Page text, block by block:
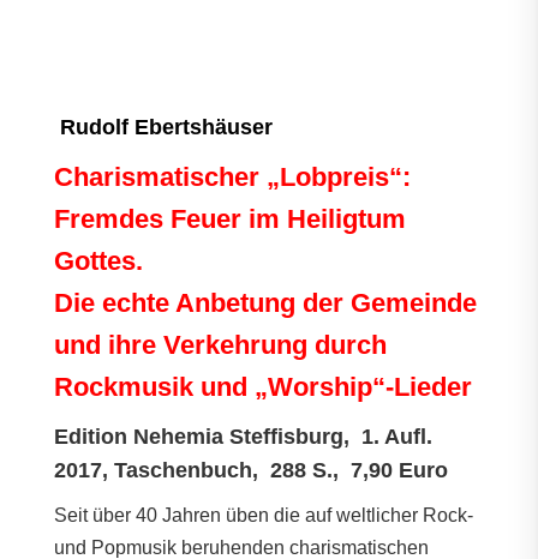
Rudolf Ebertshäuser
Charismatischer „Lobpreis“:
Fremdes Feuer im Heiligtum
Gottes.
Die echte Anbetung der Gemeinde
und ihre Verkehrung durch
Rockmusik und „Worship“-Lieder
Edition Nehemia Steffisburg, 1. Aufl.
2017, Taschenbuch, 288 S., 7,90 Euro
Seit über 40 Jahren üben die auf weltlicher Rock-
und Popmusik beruhenden charismatischen